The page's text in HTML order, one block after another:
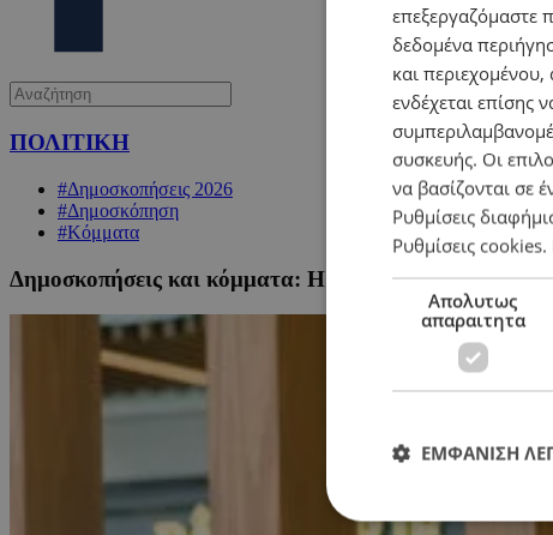
ΠΟΛΙΤΙΚΗ
#Δημοσκοπήσεις 2026
#Δημοσκόπηση
#Κόμματα
Δημοσκοπήσεις και κόμματα: Η σχέση, οι δυσκολίες
επεξεργαζόμαστε
δεδομένα
και
ενδέχεται επίσης
συσκευής. Οι
να βασίζονται σε
Ρυθμίσεις
Ρυθμίσεις cookies.
Απολυτως
απαραιτητα
ΕΜΦΑΝΙΣΗ